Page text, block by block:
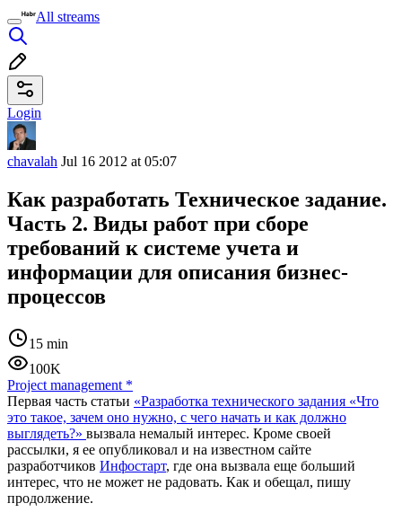
All streams
Login
chavalah Jul 16 2012 at 05:07
Как разработать Техническое задание.
Часть 2. Виды работ при сборе
требований к системе учета и
информации для описания бизнес-
процессов
15 min
100K
Project management *
Первая часть статьи «Разработка технического задания «Что
это такое, зачем оно нужно, с чего начать и как должно
выглядеть?» вызвала немалый интерес. Кроме своей
рассылки, я ее опубликовал и на известном сайте
разработчиков Инфостарт, где она вызвала еще больший
интерес, что не может не радовать. Как и обещал, пишу
продолжение.